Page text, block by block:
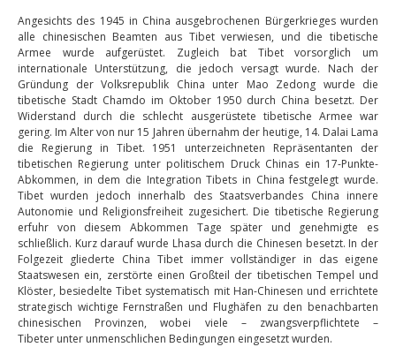
Angesichts des 1945 in China ausgebrochenen Bürgerkrieges wurden
alle chinesischen Beamten aus Tibet verwiesen, und die tibetische
Armee wurde aufgerüstet. Zugleich bat Tibet vorsorglich um
internationale Unterstützung, die jedoch versagt wurde. Nach der
Gründung der Volksrepublik China unter Mao Zedong wurde die
tibetische Stadt Chamdo im Oktober 1950 durch China besetzt. Der
Widerstand durch die schlecht ausgerüstete tibetische Armee war
gering. Im Alter von nur 15 Jahren übernahm der heutige, 14. Dalai Lama
die Regierung in Tibet. 1951 unterzeichneten Repräsentanten der
tibetischen Regierung unter politischem Druck Chinas ein 17-Punkte-
Abkommen, in dem die Integration Tibets in China festgelegt wurde.
Tibet wurden jedoch innerhalb des Staatsverbandes China innere
Autonomie und Religionsfreiheit zugesichert. Die tibetische Regierung
erfuhr von diesem Abkommen Tage später und genehmigte es
schließlich. Kurz darauf wurde Lhasa durch die Chinesen besetzt. In der
Folgezeit gliederte China Tibet immer vollständiger in das eigene
Staatswesen ein, zerstörte einen Großteil der tibetischen Tempel und
Klöster, besiedelte Tibet systematisch mit Han-Chinesen und errichtete
strategisch wichtige Fernstraßen und Flughäfen zu den benachbarten
chinesischen Provinzen, wobei viele – zwangsverpflichtete –
Tibeter unter unmenschlichen Bedingungen eingesetzt wurden.